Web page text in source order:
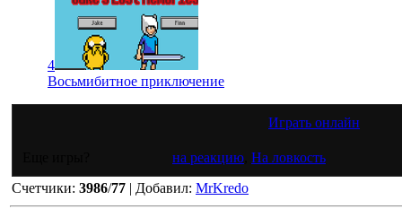
4
Восьмибитное приключение
Играть онлайн
на реакцию На ловкость
Счетчики: 3986/77 | Добавил: MrKredo